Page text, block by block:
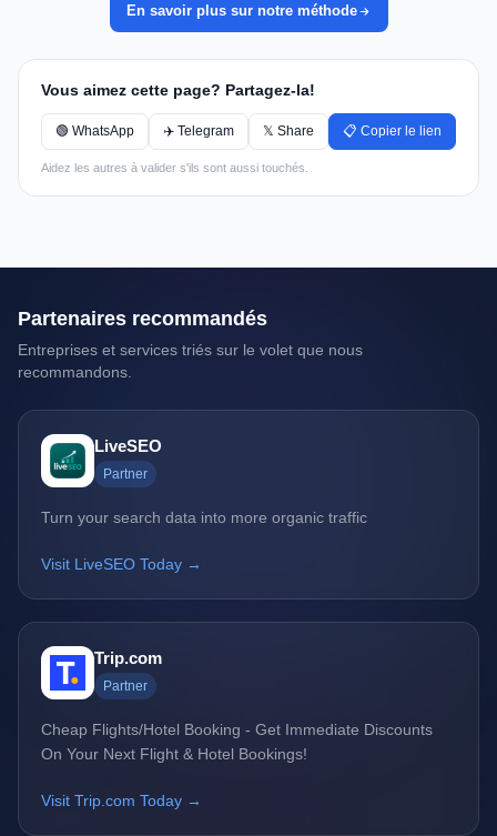
En savoir plus sur notre méthode
Vous aimez cette page? Partagez-la!
🟢 WhatsApp ✈️ Telegram 𝕏 Share 📋 Copier le lien
Aidez les autres à valider s'ils sont aussi touchés.
Partenaires recommandés
Entreprises et services triés sur le volet que nous
recommandons.
LiveSEO
Partner
Turn your search data into more organic traffic
Visit LiveSEO Today →
Trip.com
Partner
Cheap Flights/Hotel Booking - Get Immediate Discounts
On Your Next Flight & Hotel Bookings!
Visit Trip.com Today →